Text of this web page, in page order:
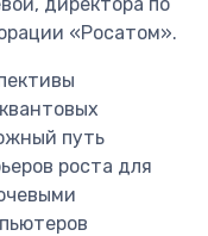
«Росатом».
путь
роста для